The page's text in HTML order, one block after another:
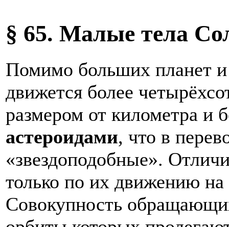
§ 65. Малые тела
Помимо больших планет и
движется более
размером от километра и
астероидами, что в
«звездоподобные».
только по их движению на
Совокупность